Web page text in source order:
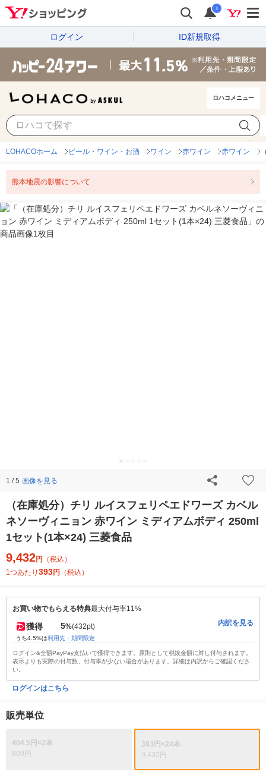
i
ログイン ID新規取得
ロハコメニュー
LOHACOホーム ビール・ワイン・お酒 ワイン 赤ワイン 赤ワイン
熊本地震の影響について
1 / 5 画像を見る
（在庫処分）チリ ルイスフェリペエドワーズ カベル
ネソーヴィニョン 赤ワイン ミディアムボディ 250ml
1セット(1本×24) 三菱食品
9,432円
（税込）
1つあたり 393円 （税込）
お買い物でもらえる特典最大付与率11%
獲得 5%(432pt)
うち4.5%は利用先・期間限定
内訳を見る
ログイン&全額PayPay支払いで獲得できます。原則として税抜金額に対し付与されます。
表示よりも実際の付与数、付与率が少ない場合があります。詳細は内訳からご確認くださ
い。
ログインはこちら
販売単位
404.5円×2本
809円
393円×24本
9,432円